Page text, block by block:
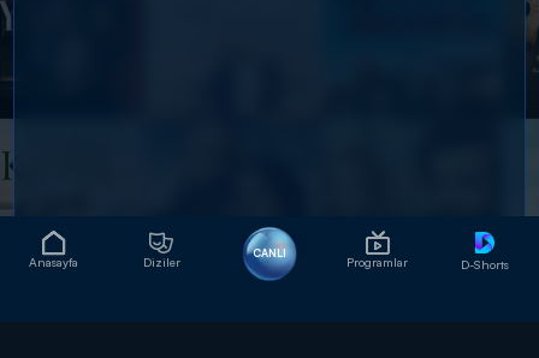
Anasayfa Diziler
CANLI
Programlar D-Shorts